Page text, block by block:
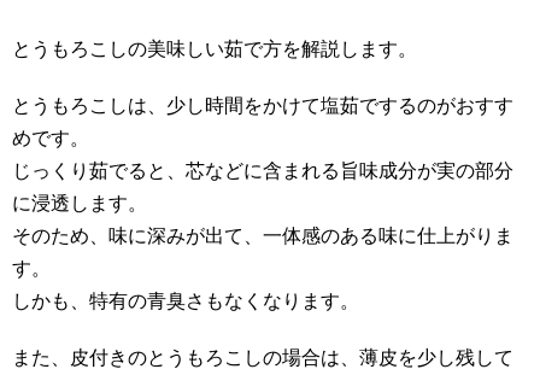
とうもろこしの美味しい茹で方を解説します。
とうもろこしは、少し時間をかけて塩茹でするのがおすす
めです。
じっくり茹でると、芯などに含まれる旨味成分が実の部分
に浸透します。
そのため、味に深みが出て、一体感のある味に仕上がりま
す。
しかも、特有の青臭さもなくなります。
また、皮付きのとうもろこしの場合は、薄皮を少し残して